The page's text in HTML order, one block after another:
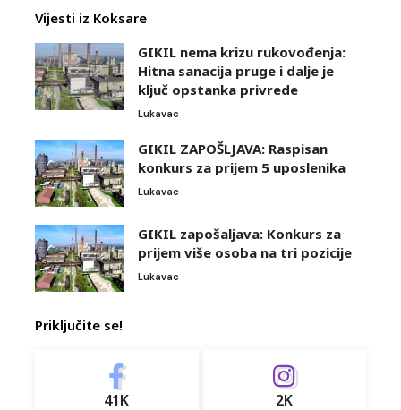
Vijesti iz Koksare
GIKIL nema krizu rukovođenja:
Hitna sanacija pruge i dalje je
ključ opstanka privrede
Lukavac
GIKIL ZAPOŠLJAVA: Raspisan
konkurs za prijem 5 uposlenika
Lukavac
GIKIL zapošaljava: Konkurs za
prijem više osoba na tri pozicije
Lukavac
Priključite se!
41K 2K